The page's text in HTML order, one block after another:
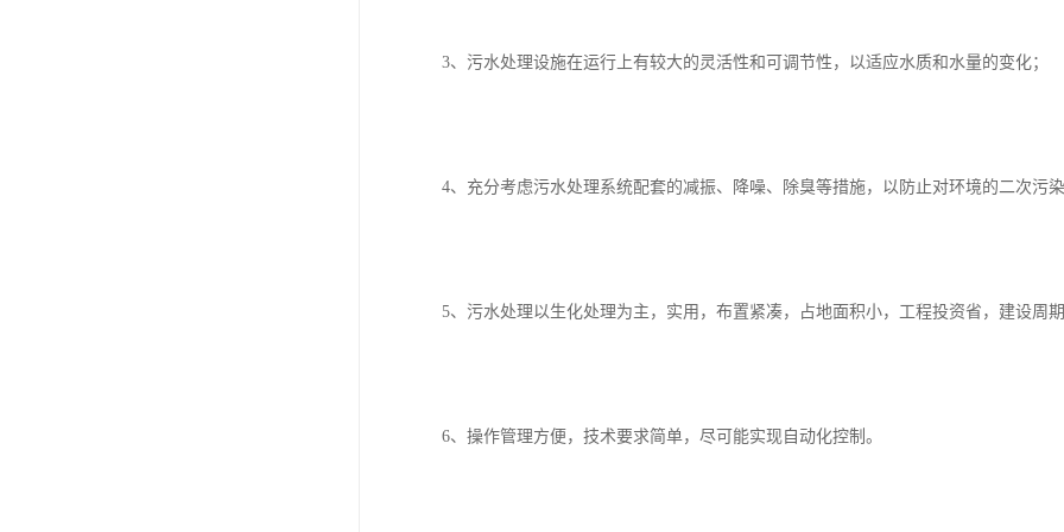
3、污水处理设施在运行上有较大的灵活性和可调节性，以适应水质和水量的变化；
4、充分考虑污水处理系统配套的减振、降噪、除臭等措施，以防止对环境的二次污染
5、污水处理以生化处理为主，实用，布置紧凑，占地面积小，工程投资省，建设周期
6、操作管理方便，技术要求简单，尽可能实现自动化控制。